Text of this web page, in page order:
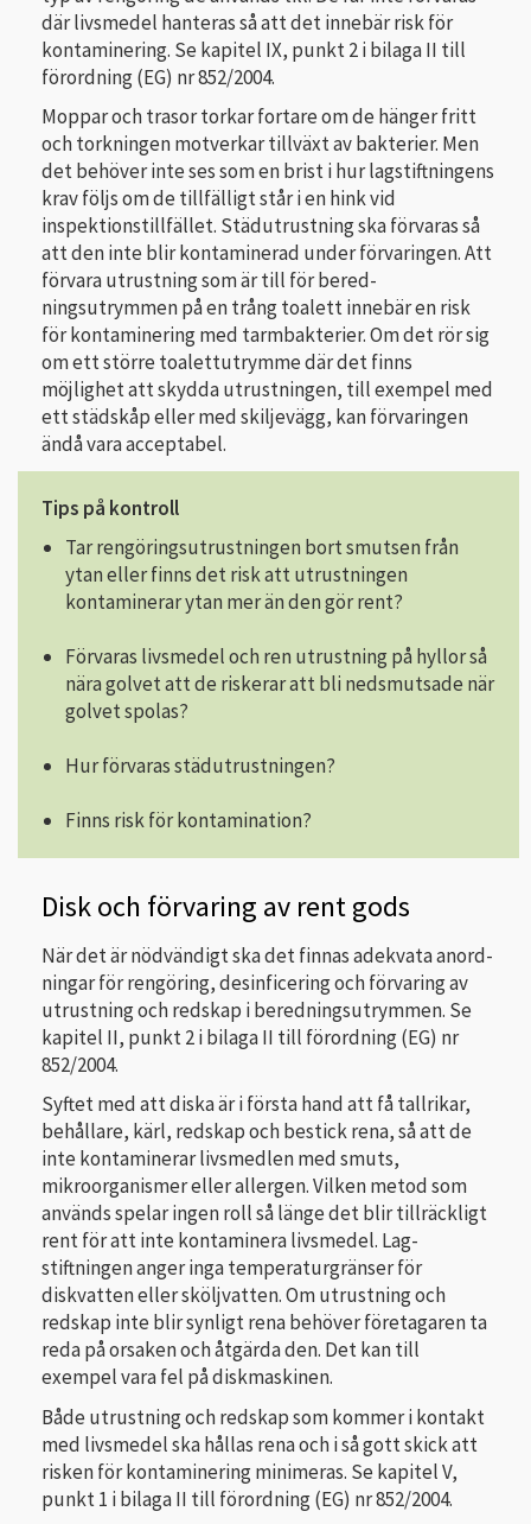
där livsmedel hanteras så att det innebär risk för
kontaminering. Se kapitel IX, punkt 2 i bilaga II till
förordning (EG) nr 852/2004.
Moppar och trasor torkar fortare om de hänger fritt
och torkningen motverkar tillväxt av bakterier. Men
det behöver inte ses som en brist i hur lagstiftningens
krav följs om de tillfälligt står i en hink vid
inspektionstillfället. Städutrustning ska förvaras så
att den inte blir kontaminerad under förvaringen. Att
förvara utrustning som är till för bered­
ningsutrymmen på en trång toalett innebär en risk
för kontaminering med tarm­bakterier. Om det rör sig
om ett större toalettutrymme där det finns
möjlighet att skydda utrustningen, till exempel med
ett städskåp eller med skiljevägg, kan för­varingen
ändå vara acceptabel.
Tips på kontroll
Tar rengöringsutrustningen bort smutsen från
ytan eller finns det risk att utrustningen
kontaminerar ytan mer än den gör rent?
Förvaras livsmedel och ren utrustning på hyllor så
nära golvet att de riskerar att bli nedsmutsade när
golvet spolas?
Hur förvaras städutrustningen?
Finns risk för kontamination?
Disk och förvaring av rent gods
När det är nödvändigt ska det finnas adekvata anord­
ningar för rengöring, desinficering och förvaring av
utrustning och redskap i beredningsutrymmen. Se
kapitel II, punkt 2 i bilaga II till förordning (EG) nr
852/2004.
Syftet med att diska är i första hand att få tallrikar,
behållare, kärl, redskap och bestick rena, så att de
inte kontaminerar livsmedlen med smuts,
mikroorganismer eller allergen. Vilken metod som
används spelar ingen roll så länge det blir tillräckligt
rent för att inte kontaminera livsmedel. Lag­
stiftningen anger inga temperaturgränser för
diskvatten eller sköljvatten. Om utrustning och
redskap inte blir synligt rena behöver företagaren ta
reda på orsaken och åtgärda den. Det kan till
exempel vara fel på diskmaskinen.
Både utrustning och redskap som kommer i kontakt
med livsmedel ska hållas rena och i så gott skick att
risken för kontaminering minimeras. Se kapitel V,
punkt 1 i bilaga II till förordning (EG) nr 852/2004.